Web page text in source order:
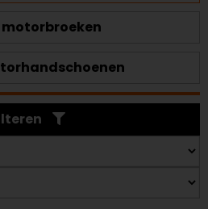
motorbroeken